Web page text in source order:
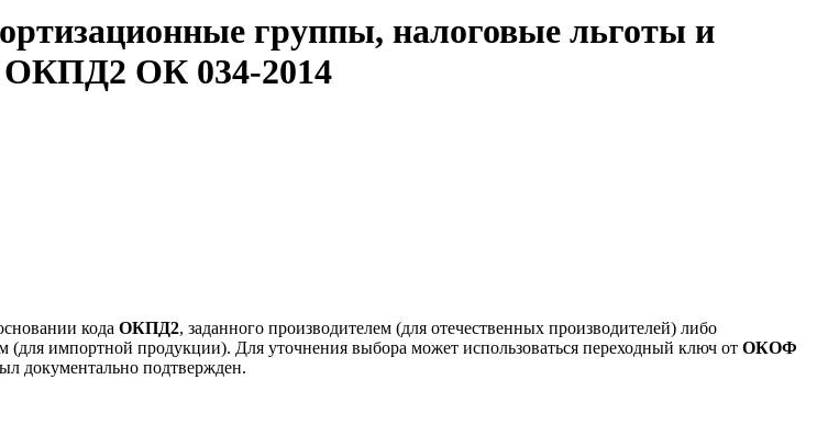
группы, налоговые льготы и
ОК 034-2014
кода ОКПД2, заданного производителем (для отечественных производителей) либо
(для импортной продукции). Для уточнения выбора может использоваться переходный ключ от ОКОФ
документально подтвержден.